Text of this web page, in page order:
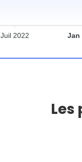
Juil 2022 Jan
Les